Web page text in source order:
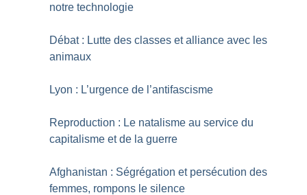
notre technologie
Débat : Lutte des classes et alliance avec les
animaux
Lyon : L’urgence de l’antifascisme
Reproduction : Le natalisme au service du
capitalisme et de la guerre
Afghanistan : Ségrégation et persécution des
femmes, rompons le silence